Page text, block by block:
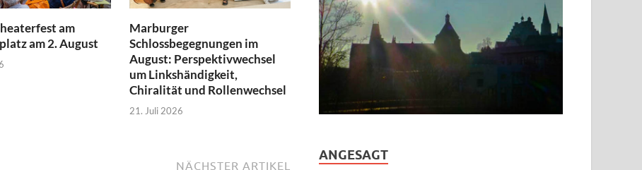
am
am 2. August
Marburger
Schlossbegegnungen im
August: Perspektivwechsel
um Linkshändigkeit,
Chiralität und Rollenwechsel
21. Juli 2026
NÄCHSTER ARTIKEL
ANGESAGT